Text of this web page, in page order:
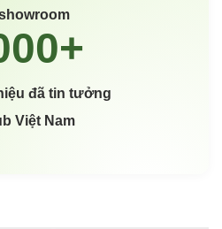
đã tin tưởng
Việt Nam